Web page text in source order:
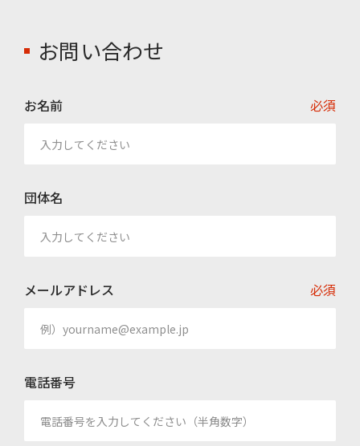
お問い合わせ
お名前 必須
団体名
メールアドレス 必須
電話番号